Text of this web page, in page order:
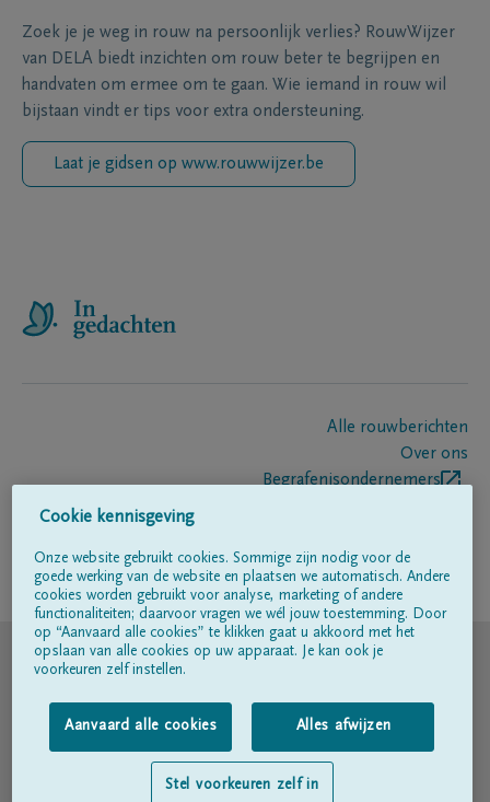
Zoek je je weg in rouw na persoonlijk verlies? RouwWijzer
van DELA biedt inzichten om rouw beter te begrijpen en
handvaten om ermee om te gaan. Wie iemand in rouw wil
bijstaan vindt er tips voor extra ondersteuning.
Laat je gidsen op www.rouwwijzer.be
Alle rouwberichten
Over ons
Begrafenisondernemers
Volg ons op
© DELA
Gebruiksvoorwaarden
Privacyverklaring
Toegankelijkheidsverklaring
Cookie kennisgeving
Onze website gebruikt cookies. Sommige zijn nodig voor de
goede werking van de website en plaatsen we automatisch. Andere
cookies worden gebruikt voor analyse, marketing of andere
functionaliteiten; daarvoor vragen we wél jouw toestemming. Door
op “Aanvaard alle cookies” te klikken gaat u akkoord met het
opslaan van alle cookies op uw apparaat. Je kan ook je
voorkeuren zelf instellen.
Aanvaard alle cookies Alles afwijzen
Stel voorkeuren zelf in